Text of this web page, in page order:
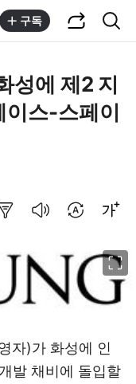
구독
성에 제2 지
이스-스페이
자)가 화성에 인
발 채비에 돌입할